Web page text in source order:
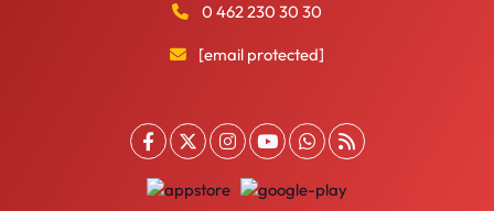
0 462 230 30 30
[email protected]